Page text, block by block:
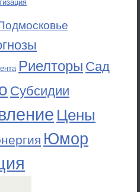
Риелторы Сад
Субсидии
Цены
Юмор